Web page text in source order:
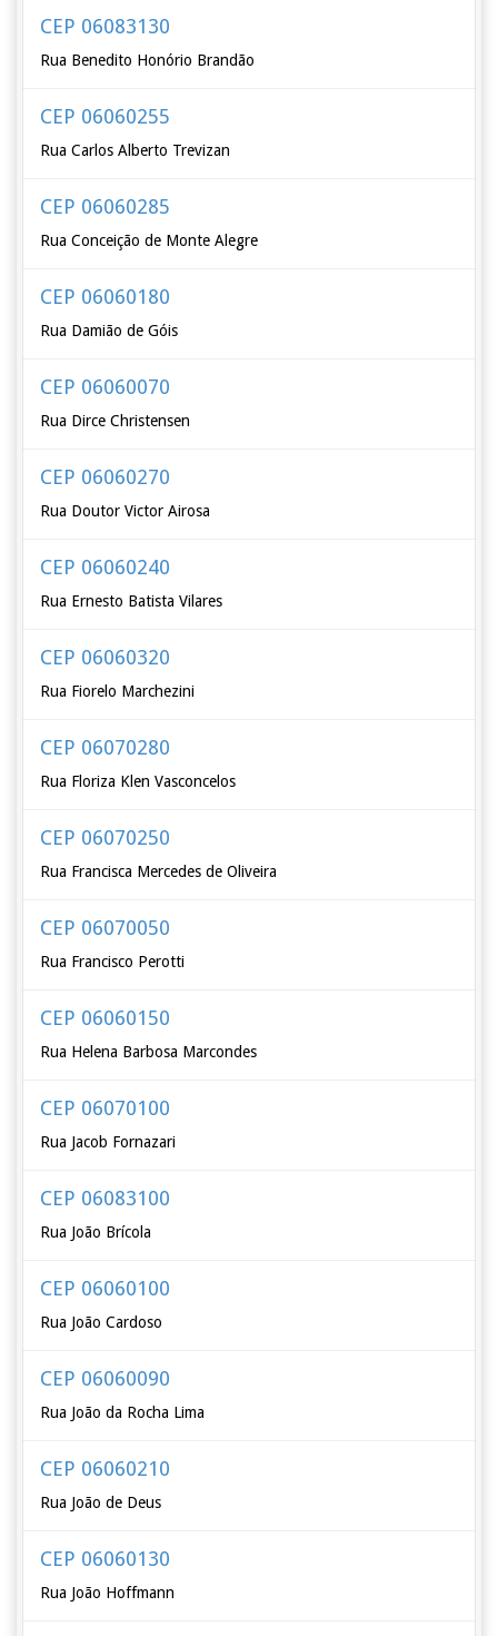
CEP 06083130
Rua Benedito Honório Brandão
CEP 06060255
Rua Carlos Alberto Trevizan
CEP 06060285
Rua Conceição de Monte Alegre
CEP 06060180
Rua Damião de Góis
CEP 06060070
Rua Dirce Christensen
CEP 06060270
Rua Doutor Victor Airosa
CEP 06060240
Rua Ernesto Batista Vilares
CEP 06060320
Rua Fiorelo Marchezini
CEP 06070280
Rua Floriza Klen Vasconcelos
CEP 06070250
Rua Francisca Mercedes de Oliveira
CEP 06070050
Rua Francisco Perotti
CEP 06060150
Rua Helena Barbosa Marcondes
CEP 06070100
Rua Jacob Fornazari
CEP 06083100
Rua João Brícola
CEP 06060100
Rua João Cardoso
CEP 06060090
Rua João da Rocha Lima
CEP 06060210
Rua João de Deus
CEP 06060130
Rua João Hoffmann